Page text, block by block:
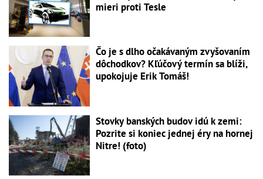
mieri proti Tesle
Čo je s dlho očakávaným zvyšovaním
dôchodkov? Kľúčový termín sa blíži,
upokojuje Erik Tomáš!
Stovky banských budov idú k zemi:
Pozrite si koniec jednej éry na hornej
Nitre! (foto)